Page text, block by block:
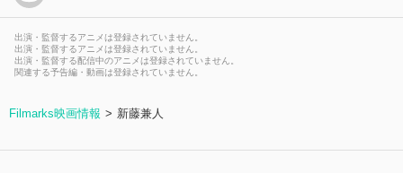
出演・監督するアニメは登録されていません。
出演・監督するアニメは登録されていません。
出演・監督する配信中のアニメは登録されていません。
関連する予告編・動画は登録されていません。
Filmarks映画情報 新藤兼人